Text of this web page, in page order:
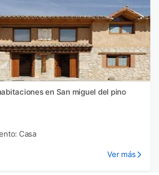
en San miguel del pino
Casa
Ver más